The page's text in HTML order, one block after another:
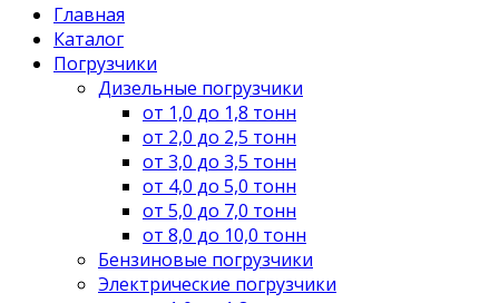
Главная
Каталог
Погрузчики
Дизельные погрузчики
от 1,0 до 1,8 тонн
от 2,0 до 2,5 тонн
от 3,0 до 3,5 тонн
от 4,0 до 5,0 тонн
от 5,0 до 7,0 тонн
от 8,0 до 10,0 тонн
Бензиновые погрузчики
Электрические погрузчики